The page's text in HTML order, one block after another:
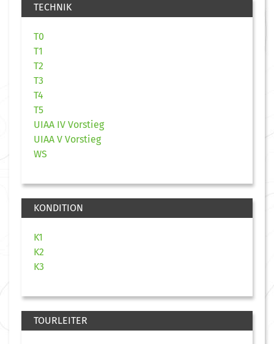
TECHNIK
T0
T1
T2
T3
T4
T5
UIAA IV Vorstieg
UIAA V Vorstieg
WS
KONDITION
K1
K2
K3
TOURLEITER